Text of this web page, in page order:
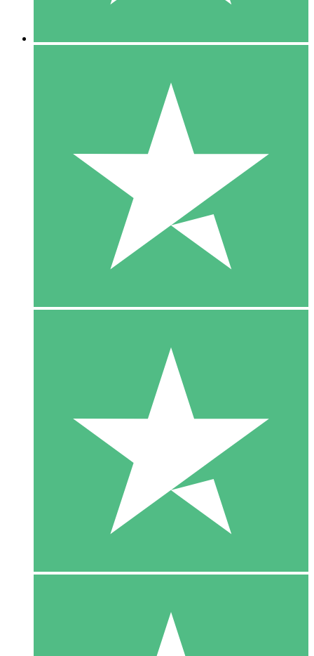
US$1500
10 Download
20